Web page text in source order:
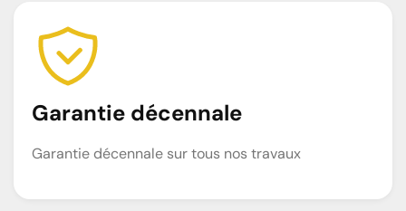
Garantie décennale
Garantie décennale sur tous nos travaux